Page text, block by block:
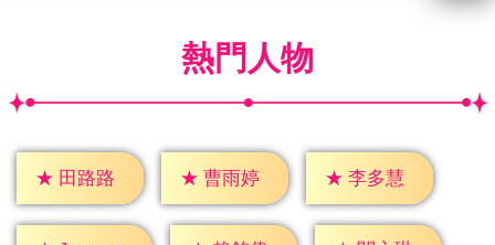
熱門人物
★ 田路路 ★ 曹雨婷 ★ 李多慧